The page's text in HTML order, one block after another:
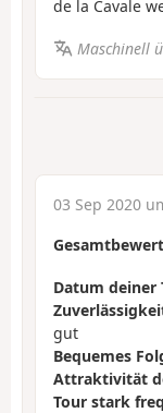
de la Cavale
Maschinell
03 Sep 2020
Datum deiner
gut
Bequemes
Attraktivität
Tour stark